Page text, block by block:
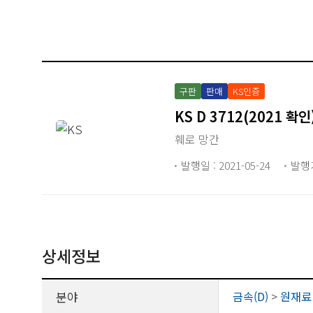
구판 판매 KS인증
KS D 3712(2021 확
훼로 망간
발행일 : 2021-05-24 발
상세정보
분야 금속(D) >원재료